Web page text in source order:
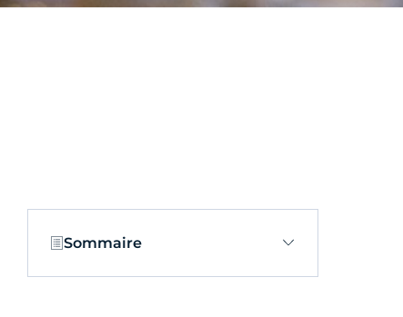
Sommaire